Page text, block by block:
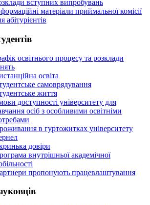
вступних випробувань
матеріали приймальної комісії
абітурієнтів
освітнього процесу та розклади
освіта
самоврядування
життя
доступності університету для
осіб з особливими освітніми
в гуртожитках університету
довіри
внутрішньої академічної
пропонують працевлаштування